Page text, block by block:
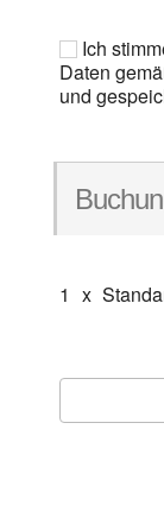
Ich
Daten
und
1 x